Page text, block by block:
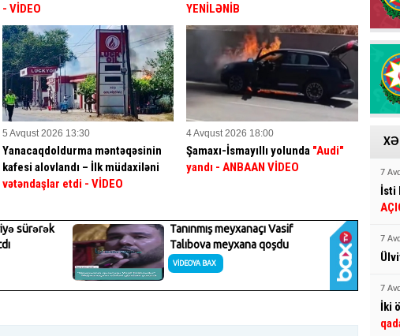
- VİDEO
YENİLƏNİB
5 Avqust 2026 13:30
Yanacaqdoldurma məntəqəsinin
kafesi alovlandı – İlk müdaxiləni
vətəndaşlar etdi - VİDEO
4 Avqust 2026 18:00
Şamaxı-İsmayıllı yolunda "Audi"
yandı - ANBAAN VİDEO
7
İsti
7
7
İki